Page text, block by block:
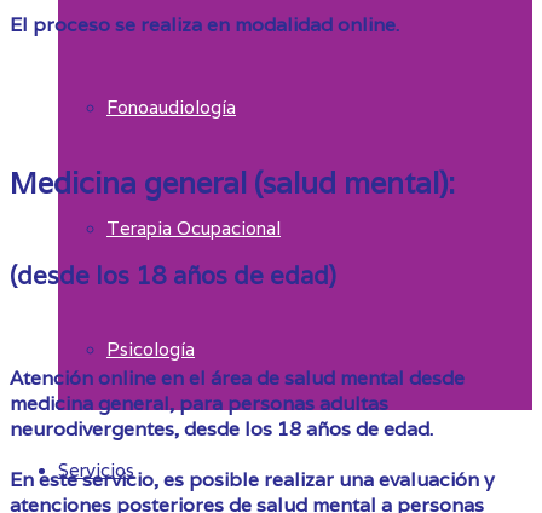
Fonoaudiología
Terapia Ocupacional
Psicología
Servicios
El proceso se realiza en modalidad online.
Medicina general (salud mental):
(desde los 18 años de edad)
Atención online en el área de salud mental desde
medicina general, para personas adultas
neurodivergentes, desde los 18 años de edad.
En este servicio, es posible realizar una evaluación y
atenciones posteriores de salud mental a personas